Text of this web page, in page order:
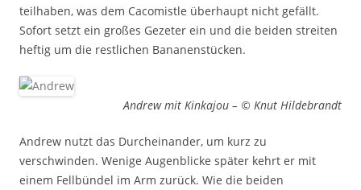
teilhaben, was dem Cacomistle überhaupt nicht gefällt.
Sofort setzt ein großes Gezeter ein und die beiden streiten
heftig um die restlichen Bananenstücken.
Andrew mit Kinkajou – © Knut Hildebrandt
Andrew nutzt das Durcheinander, um kurz zu
verschwinden. Wenige Augenblicke später kehrt er mit
einem Fellbündel im Arm zurück. Wie die beiden